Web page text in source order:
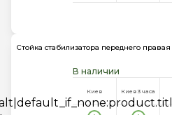
Стойка стабилизатора переднего правая
В наличии
Киев Киев 3 часа